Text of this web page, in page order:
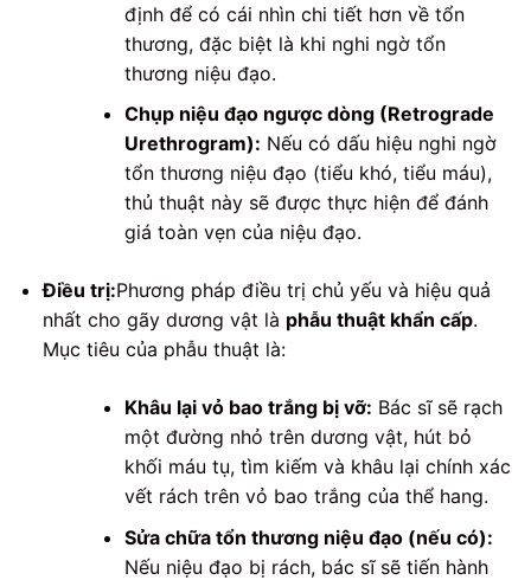
định để có cái nhìn chi tiết hơn về tổn
thương, đặc biệt là khi nghi ngờ tổn
thương niệu đạo.
Chụp niệu đạo ngược dòng (Retrograde
Urethrogram): Nếu có dấu hiệu nghi ngờ
tổn thương niệu đạo (tiểu khó, tiểu máu),
thủ thuật này sẽ được thực hiện để đánh
giá toàn vẹn của niệu đạo.
Điều trị:Phương pháp điều trị chủ yếu và hiệu quả
nhất cho gãy dương vật là phẫu thuật khẩn cấp.
Mục tiêu của phẫu thuật là:
Khâu lại vỏ bao trắng bị vỡ: Bác sĩ sẽ rạch
một đường nhỏ trên dương vật, hút bỏ
khối máu tụ, tìm kiếm và khâu lại chính xác
vết rách trên vỏ bao trắng của thể hang.
Sửa chữa tổn thương niệu đạo (nếu có):
Nếu niệu đạo bị rách, bác sĩ sẽ tiến hành